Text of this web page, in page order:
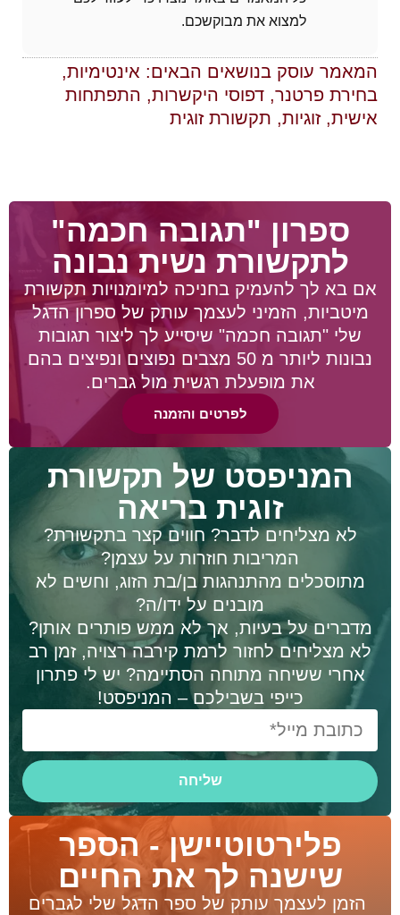
למצוא את מבוקשכם.
המאמר עוסק בנושאים הבאים: אינטימיות,
בחירת פרטנר, דפוסי היקשרות, התפתחות
אישית,זוגיות, תקשורת זוגית
ספרון "תגובה חכמה"
לתקשורת נשית נבונה
אם בא לך להעמיק בחניכה למיומנויות תקשורת
מיטביות, הזמיני לעצמך עותק של ספרון הדגל
שלי "תגובה חכמה" שיסייע לך ליצור תגובות
נבונות ליותר מ 50 מצבים נפוצים ונפיצים בהם
את מופעלת רגשית מול גברים.
לפרטים והזמנה
המניפסט של תקשורת
זוגית בריאה
לא מצליחים לדבר? חווים קצר בתקשורת?
המריבות חוזרות על עצמן?
מתוסכלים מהתנהגות בן/בת הזוג, וחשים לא
מובנים על ידו/ה?
מדברים על בעיות, אך לא ממש פותרים אותן?
לא מצליחים לחזור לרמת קירבה רצויה, זמן רב
אחרי ששיחה מתוחה הסתיימה? יש לי פתרון
כייפי בשבילכם – המניפסט!
שליחה
פלירטוטיישן - הספר
שישנה לך את החיים
הזמן לעצמך עותק של ספר הדגל שלי לגברים